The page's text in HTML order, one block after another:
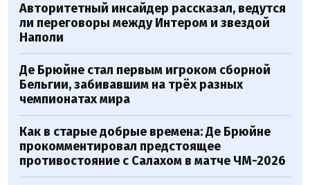
Авторитетный инсайдер рассказал, ведутся
ли переговоры между Интером и звездой
Наполи
Де Брюйне стал первым игроком сборной
Бельгии, забивавшим на трёх разных
чемпионатах мира
Как в старые добрые времена: Де Брюйне
прокомментировал предстоящее
противостояние с Салахом в матче ЧМ-2026